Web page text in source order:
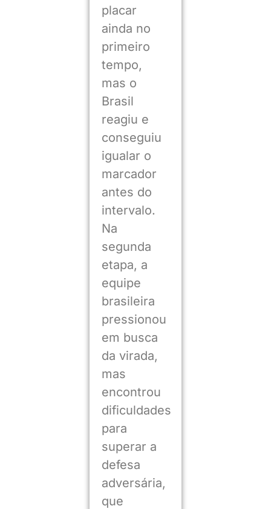
placar
ainda no
primeiro
tempo,
mas o
Brasil
reagiu e
conseguiu
igualar o
marcador
antes do
intervalo.
Na
segunda
etapa, a
equipe
brasileira
pressionou
em busca
da virada,
mas
encontrou
dificuldades
para
superar a
defesa
adversária,
que